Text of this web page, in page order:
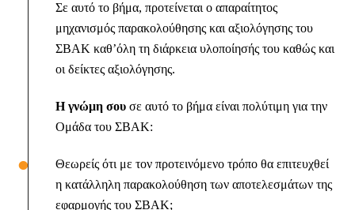
Σε αυτό το βήμα, προτείνεται ο απαραίτητος
μηχανισμός παρακολούθησης και αξιολόγησης του
ΣΒΑΚ καθ’όλη τη διάρκεια υλοποίησής του καθώς και
οι δείκτες αξιολόγησης.
Η γνώμη σουσε αυτό το βήμα είναι πολύτιμη για την
Ομάδα του ΣΒΑΚ:
Θεωρείς ότι με τον προτεινόμενο τρόπο θα επιτευχθεί
η κατάλληλη παρακολούθηση των αποτελεσμάτων της
εφαρμογής του ΣΒΑΚ;